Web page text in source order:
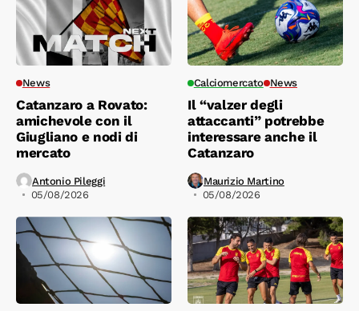
News
Catanzaro a Rovato:
amichevole con il
Giugliano e nodi di
mercato
Antonio Pileggi
05/08/2026
Calciomercato News
Il “valzer degli
attaccanti” potrebbe
interessare anche il
Catanzaro
Maurizio Martino
05/08/2026